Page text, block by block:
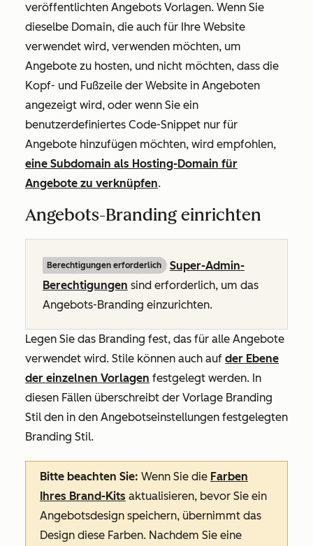
veröffentlichten Angebots Vorlagen. Wenn Sie
dieselbe Domain, die auch für Ihre Website
verwendet wird, verwenden möchten, um
Angebote zu hosten, und nicht möchten, dass die
Kopf- und Fußzeile der Website in Angeboten
angezeigt wird, oder wenn Sie ein
benutzerdefiniertes Code-Snippet nur für
Angebote hinzufügen möchten, wird empfohlen,
eine Subdomain als Hosting-Domain für
Angebote zu verknüpfen.
Angebots-Branding einrichten
Berechtigungen erforderlich
Super-Admin-
Berechtigungen sind erforderlich, um das
Angebots-Branding einzurichten.
Legen Sie das Branding fest, das für alle Angebote
verwendet wird. Stile können auch auf der Ebene
der einzelnen Vorlagen festgelegt werden. In
diesen Fällen überschreibt der Vorlage Branding
Stil den in den Angebotseinstellungen festgelegten
Branding Stil.
Bitte beachten Sie: Wenn Sie die Farben
Ihres Brand-Kits aktualisieren, bevor Sie ein
Angebotsdesign speichern, übernimmt das
Design diese Farben. Nachdem Sie eine